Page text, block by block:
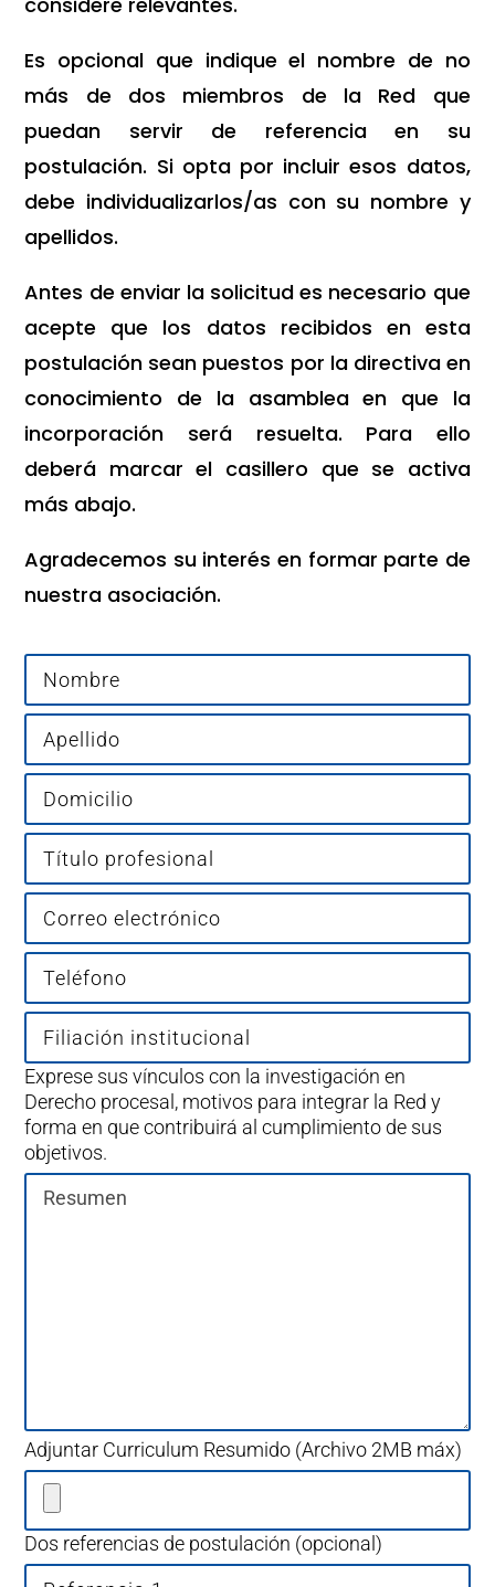
Es opcional que indique el nombre de no
más de dos miembros de la Red que
puedan servir de referencia en su
postulación. Si opta por incluir esos datos,
debe individualizarlos/as con su nombre y
apellidos.
Antes de enviar la solicitud es necesario que
acepte que los datos recibidos en esta
postulación sean puestos por la directiva en
conocimiento de la asamblea en que la
incorporación será resuelta. Para ello
deberá marcar el casillero que se activa
más abajo.
Agradecemos su interés en formar parte de
nuestra asociación.
Exprese sus vínculos con la investigación en
Derecho procesal, motivos para integrar la Red y
forma en que contribuirá al cumplimiento de sus
objetivos.
Adjuntar Curriculum Resumido (Archivo 2MB máx)
Dos referencias de postulación (opcional)